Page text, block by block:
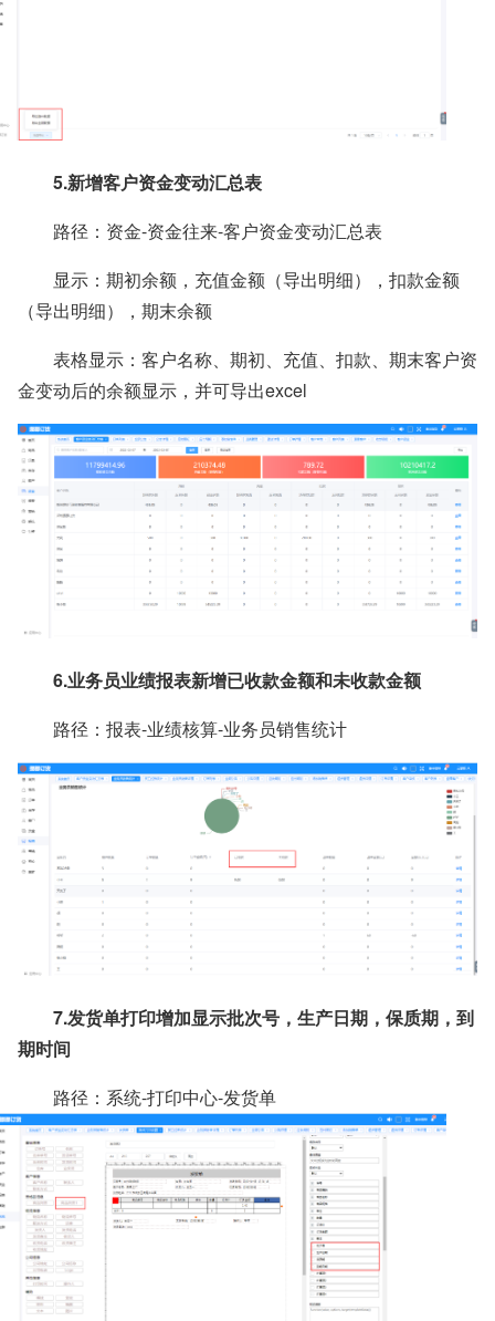
5.新增客户资金变动汇总表
路径：资金-资金往来-客户资金变动汇总表
显示：期初余额，充值金额（导出明细），扣款金额
（导出明细），期末余额
表格显示：客户名称、期初、充值、扣款、期末客户资
金变动后的余额显示，并可导出excel
6.业务员业绩报表新增已收款金额和未收款金额
路径：报表-业绩核算-业务员销售统计
7.发货单打印增加显示批次号，生产日期，保质期，到
期时间
路径：系统-打印中心-发货单